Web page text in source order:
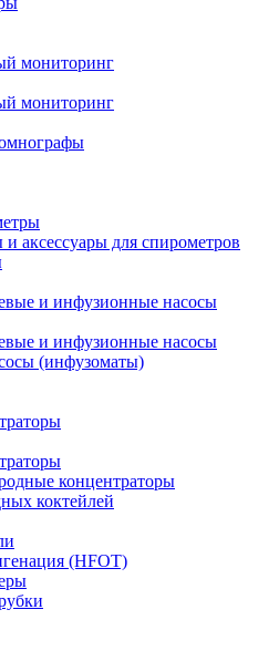
мониторинг
мониторинг
аксессуары для спирометров
и инфузионные насосы
и инфузионные насосы
(инфузоматы)
концентраторы
коктейлей
(HFOT)